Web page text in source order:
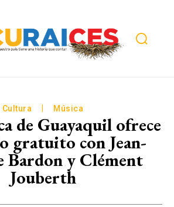
Cultura Música
de Guayaquil ofrece
gratuito con Jean-
Bardon y Clément
Jouberth